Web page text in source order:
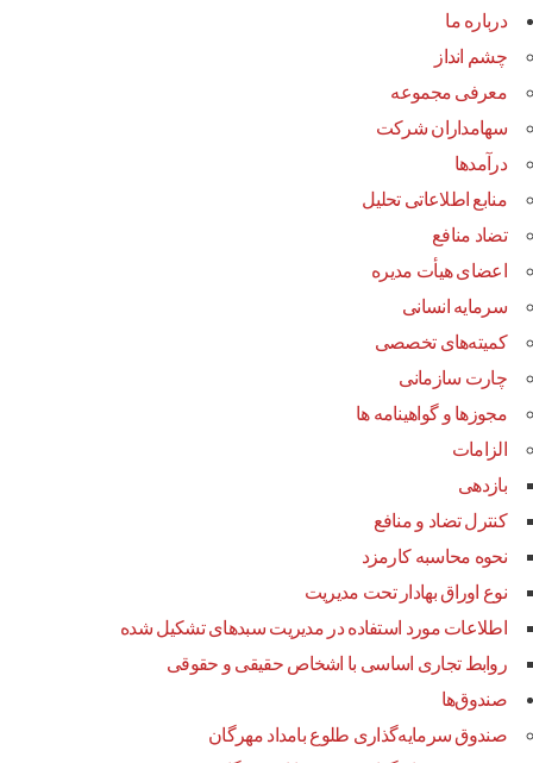
درباره ما
چشم انداز
معرفی مجموعه
سهامداران شرکت
درآمد‌ها
منابع اطلاعاتی تحلیل
تضاد منافع
اعضای هیأت مدیره
سرمایه انسانی
کمیته‌های تخصصی
چارت سازمانی
مجوزها و گواهینامه ها
الزامات
بازدهی
کنترل تضاد و منافع
نحوه محاسبه کارمزد
نوع اوراق بهادار تحت مدیریت
اطلاعات مورد استفاده در مدیریت سبدهای تشکیل شده
روابط تجاری اساسی با اشخاص حقیقی و حقوقی
صندوق‌ها
صندوق سرمایه‌گذاری طلوع بامداد مهرگان